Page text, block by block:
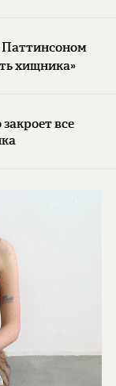
хищника»
все